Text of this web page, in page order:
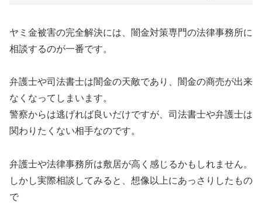
ヤミ金被害の完全解決には、闇金対策専門の法律事務所に
相談するのが一番です。
弁護士や司法書士は闇金の天敵であり、闇金の商売が出来
なくなってしまいます。
警察からは逃げれば良いだけですが、司法書士や弁護士は
関わりたくない相手なのです。
弁護士や法律事務所は敷居が高く感じるかもしれません。
しかし実際相談してみると、想像以上にあっさりしたもの
で